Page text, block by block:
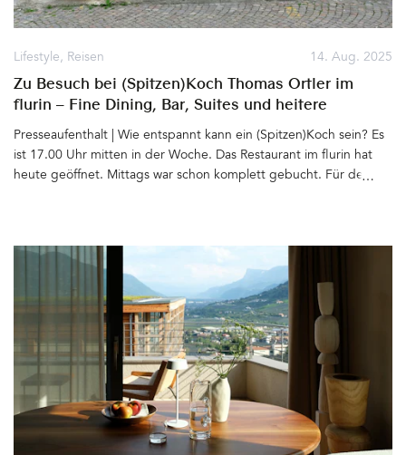
14. Aug. 2025
Lifestyle, Reisen
Zu Besuch bei (Spitzen)Koch Thomas Ortler im
flurin – Fine Dining, Bar, Suites und heitere
Gelassenheit
Presseaufenthalt | Wie entspannt kann ein (Spitzen)Koch sein? Es
ist 17.00 Uhr mitten in der Woche. Das Restaurant im flurin hat
heute geöffnet. Mittags war schon komplett gebucht. Für den
überquert. In Glurns, dem kleinsten Städtchen Italiens, kennt und
trifft jeder ständig jeden. Für uns ist Aperitivozeit. Bei Thomas
Ortler geht die abendliche Arbeit erst los. Eigentlich müsste er
bei seinem Team in der Küche stehen. Und doch nimmt er sich
die Zeit zu erzählen: über sein Leben, seine Passion(en), über die
Zeit nach der Schule, als er seine Komfortzone verließ und wie er
seitdem auf seine Heimat und die Welt blickt. Seine Art zu
sprechen und sich zu geben: unprätentiös, gelassen und
wahnsinnig sympathisch&hellip